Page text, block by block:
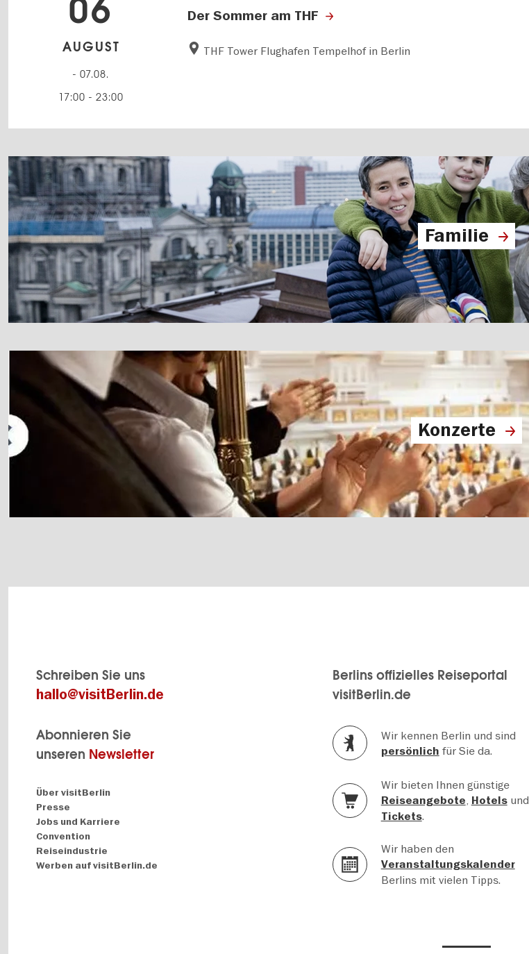
Der Sommer am THF
THF Tower Flughafen Tempelhof in Berlin
06
AUGUST
- 07.08.
17:00 - 23:00
Familie
Konzerte
Schreiben Sie uns
hallo@visitBerlin.de
Abonnieren Sie
unseren Newsletter
Navigation:
About
Über visitBerlin
Presse
Jobs und Karriere
Convention
Reiseindustrie
Werben auf visitBerlin.de
Berlins offizielles Reiseportal
visitBerlin.de
Wir kennen Berlin und sind
persönlich für Sie da.
Wir bieten Ihnen günstige
Reiseangebote, Hotelsund
Tickets.
Wir haben den
Veranstaltungskalender
Berlins mit vielen Tipps.